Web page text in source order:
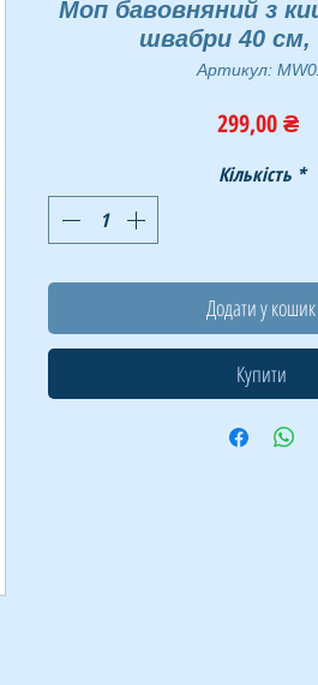
Моп бавовняний з
швабри 40 см,
Артикул:
299,00 ₴
Кількість *
Додати у кошик
Купити